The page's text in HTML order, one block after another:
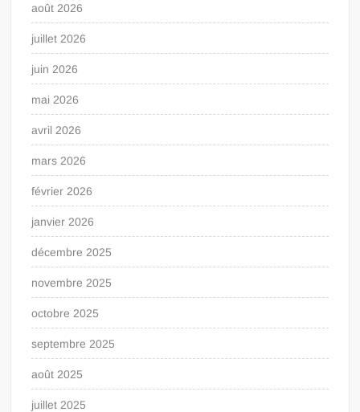
août 2026
juillet 2026
juin 2026
mai 2026
avril 2026
mars 2026
février 2026
janvier 2026
décembre 2025
novembre 2025
octobre 2025
septembre 2025
août 2025
juillet 2025